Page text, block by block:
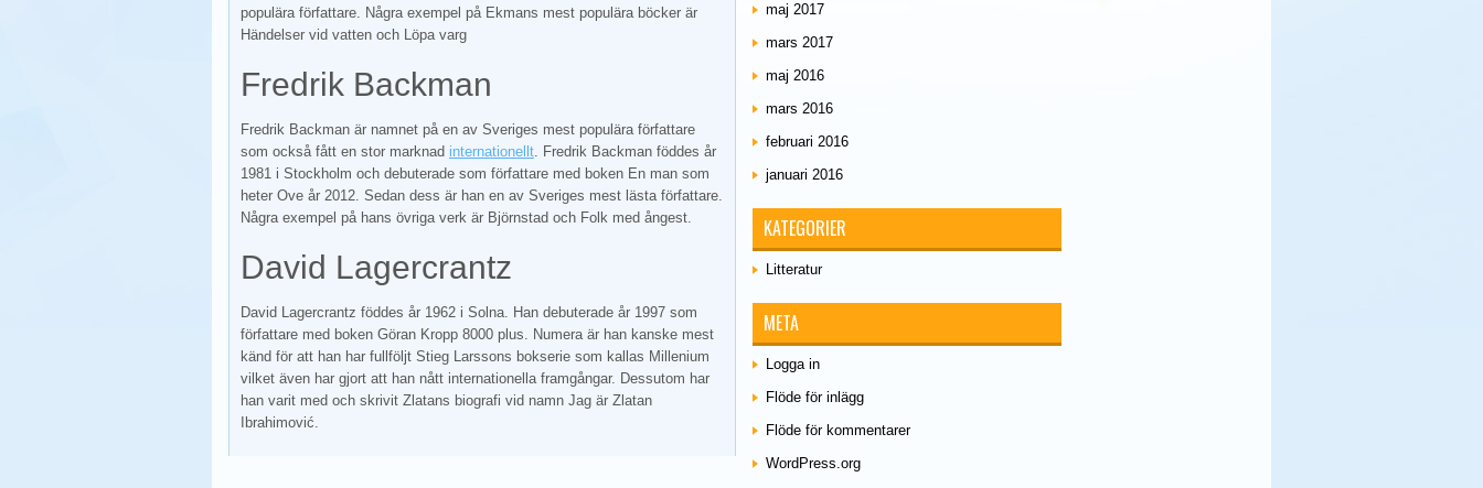
populära författare. Några exempel på Ekmans mest populära böcker är
Händelser vid vatten och Löpa varg
Fredrik Backman
Fredrik Backman är namnet på en av Sveriges mest populära författare
som också fått en stor marknad internationellt. Fredrik Backman föddes år
1981 i Stockholm och debuterade som författare med boken En man som
heter Ove år 2012. Sedan dess är han en av Sveriges mest lästa författare.
Några exempel på hans övriga verk är Björnstad och Folk med ångest.
David Lagercrantz
David Lagercrantz föddes år 1962 i Solna. Han debuterade år 1997 som
författare med boken Göran Kropp 8000 plus. Numera är han kanske mest
känd för att han har fullföljt Stieg Larssons bokserie som kallas Millenium
vilket även har gjort att han nått internationella framgångar. Dessutom har
han varit med och skrivit Zlatans biografi vid namn Jag är Zlatan
Ibrahimović.
maj 2017
mars 2017
maj 2016
mars 2016
februari 2016
januari 2016
KATEGORIER
Litteratur
META
Logga in
Flöde för inlägg
Flöde för kommentarer
WordPress.org